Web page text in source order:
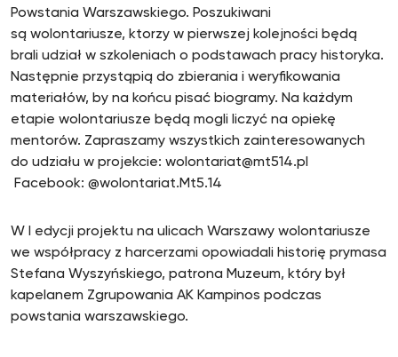
Powstania Warszawskiego. Poszukiwani
są wolontariusze, ktorzy w pierwszej kolejności będą
brali udział w szkoleniach o podstawach pracy historyka.
Następnie przystąpią do zbierania i weryfikowania
materiałów, by na końcu pisać biogramy. Na każdym
etapie wolontariusze będą mogli liczyć na opiekę
mentorów. Zapraszamy wszystkich zainteresowanych
do udziału w projekcie: wolontariat@mt514.pl
Facebook: @wolontariat.Mt5.14
W I edycji projektu na ulicach Warszawy wolontariusze
we współpracy z harcerzami opowiadali historię prymasa
Stefana Wyszyńskiego, patrona Muzeum, który był
kapelanem Zgrupowania AK Kampinos podczas
powstania warszawskiego.